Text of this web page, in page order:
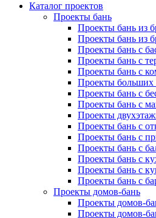
Каталог проектов
Проекты бань
Проекты бань из
Проекты бань из
Проекты бань с
Проекты бань с
Проекты бань с
Проекты больших
Проекты бань с
Проекты бань с
Проекты
Проекты бань с
Проекты бань с
Проекты бань с
Проекты бань с
Проекты бань с
Проекты бань с
Проекты домов-бань
Проекты домов-
Проекты домов-